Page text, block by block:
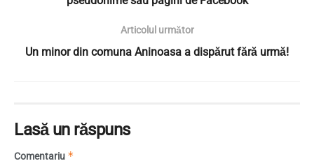
Articolul următor
Un minor din comuna Aninoasa a dispărut fără urmă!
Lasă un răspuns
Comentariu *